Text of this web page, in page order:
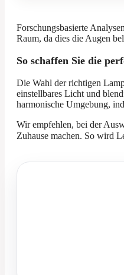
Forschungsbasierte
Raum, da dies die Augen
So schaffen Sie die
Die Wahl der richtigen
einstellbares Licht und
harmonische Umgebung,
Wir empfehlen, bei der
Zuhause machen. So wird